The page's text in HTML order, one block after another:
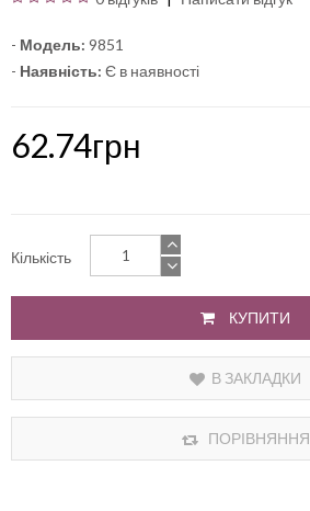
- Модель: 9851
- Наявність: Є в наявності
62.74грн
Кількість
КУПИТИ
В ЗАКЛАДКИ
ПОРІВНЯННЯ